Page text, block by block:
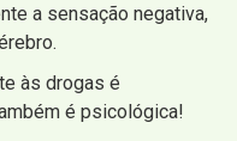
a sensação negativa,
às drogas é
é psicológica!